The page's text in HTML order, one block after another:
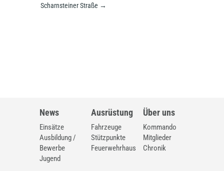
Scharnsteiner Straße →
News
Einsätze
Ausbildung /
Bewerbe
Jugend
Ausrüstung
Fahrzeuge
Stützpunkte
Feuerwehrhaus
Über uns
Kommando
Mitglieder
Chronik